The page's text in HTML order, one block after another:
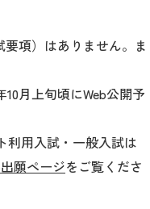
項）はありません。ま
月上旬頃にWeb公開予
利用入試・一般入試は
願ページをご覧くださ